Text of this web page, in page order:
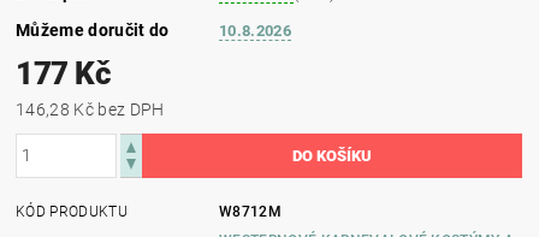
Můžeme doručit do
10.8.2026
177 Kč
146,28 Kč bez DPH
KÓD PRODUKTU
W8712M